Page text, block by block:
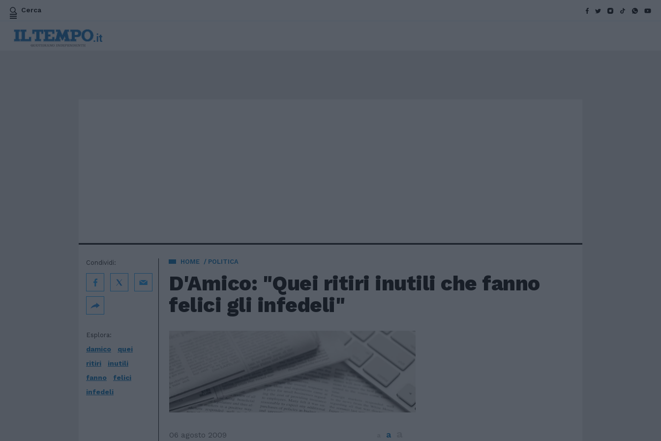
Cerca
HOME POLITICA
D'Amico: "Quei ritiri inutili che fanno
felici gli infedeli"
Esplora:
damico
quei
ritiri
inutili
fanno
felici
infedeli
Condividi:
06 agosto 2009 a